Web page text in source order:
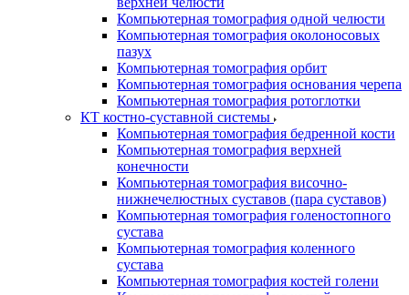
Компьютерная томография одной челюсти
Компьютерная томография околоносовых
пазух
Компьютерная томография орбит
Компьютерная томография основания черепа
Компьютерная томография ротоглотки
КТ костно-суставной системы
Компьютерная томография бедренной кости
Компьютерная томография верхней
конечности
Компьютерная томография височно-
нижнечелюстных суставов (пара суставов)
Компьютерная томография голеностопного
сустава
Компьютерная томография коленного
сустава
Компьютерная томография костей голени